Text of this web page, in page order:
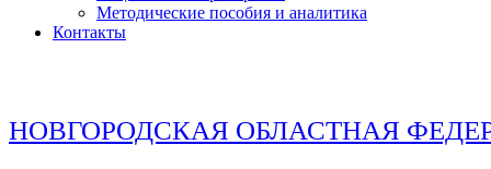
Методические пособия и аналитика
Контакты
НОВГОРОДСКАЯ ОБЛАСТНАЯ